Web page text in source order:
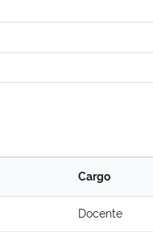
Cargo
Docente